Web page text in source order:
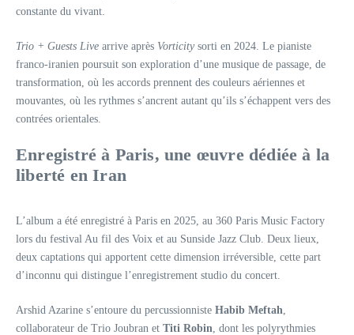
constante du vivant.
Trio + Guests Live arrive après Vorticity sorti en 2024. Le pianiste
franco-iranien poursuit son exploration d’une musique de passage, de
transformation, où les accords prennent des couleurs aériennes et
mouvantes, où les rythmes s’ancrent autant qu’ils s’échappent vers des
contrées orientales.
Enregistré à Paris, une œuvre dédiée à la
liberté en Iran
L’album a été enregistré à Paris en 2025, au 360 Paris Music Factory
lors du festival Au fil des Voix et au Sunside Jazz Club. Deux lieux,
deux captations qui apportent cette dimension irréversible, cette part
d’inconnu qui distingue l’enregistrement studio du concert.
Arshid Azarine s’entoure du percussionniste Habib Meftah
collaborateur de Trio Joubran et Titi Robin , dont les polyrythmies